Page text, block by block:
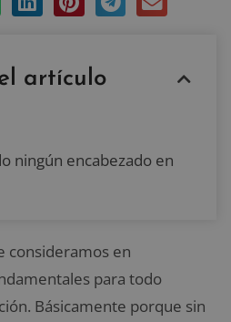
artículo
ningún encabezado en
consideramos en
para todo
Básicamente porque sin